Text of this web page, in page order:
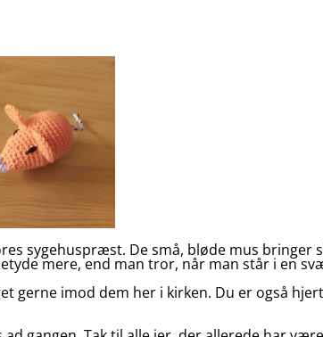
sygehuspræst. De små, bløde mus bringer
mere, end man tror, når man står i en
gerne imod dem her i kirken. Du er også